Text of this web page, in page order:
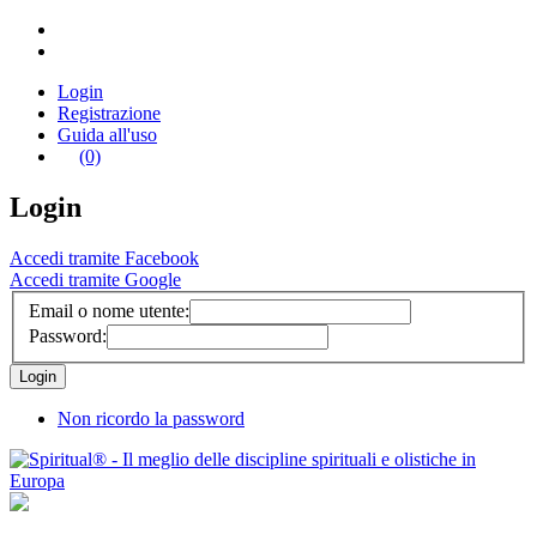
Login
Registrazione
Guida all'uso
(0)
Login
Accedi tramite Facebook
Accedi tramite Google
Email o nome utente:
Password:
Non ricordo la password